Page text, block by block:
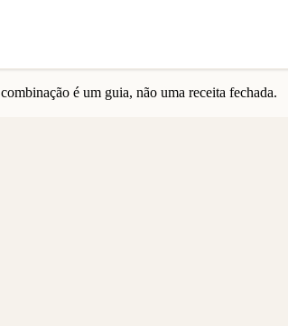
é um guia, não uma receita fechada.